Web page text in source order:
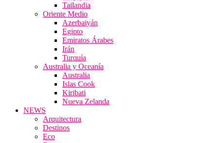
Tailandia
Oriente Medio
Azerbaiyán
Egipto
Emiratos Árabes
Irán
Turquía
Australia y Oceanía
Australia
Islas Cook
Kiribati
Nueva Zelanda
NEWS
Arquitectura
Destinos
Eco